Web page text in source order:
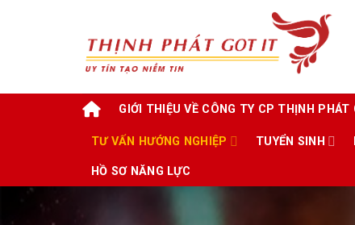
GIỚI THIỆU VỀ CÔNG TY CP THỊNH PHÁT
TƯ VẤN HƯỚNG NGHIỆP TUYỂN SINH
HỒ SƠ NĂNG LỰC